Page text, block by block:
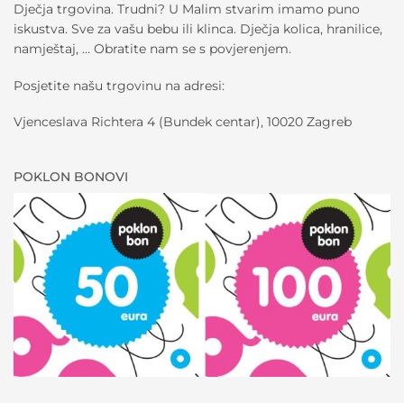
Dječja trgovina. Trudni? U Malim stvarim imamo puno
iskustva. Sve za vašu bebu ili klinca. Dječja kolica, hranilice,
namještaj, … Obratite nam se s povjerenjem.
Posjetite našu trgovinu na adresi:
Vjenceslava Richtera 4 (Bundek centar), 10020 Zagreb
POKLON BONOVI